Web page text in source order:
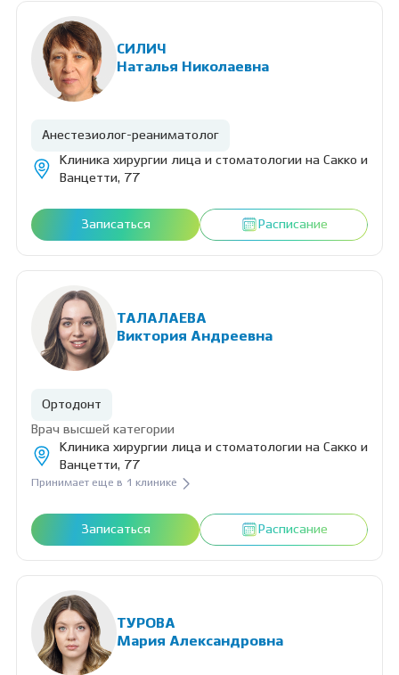
СИЛИЧ
Наталья Николаевна
Анестезиолог-реаниматолог
Клиника хирургии лица и стоматологии на Сакко и
Ванцетти, 77
Записаться Расписание
ТАЛАЛАЕВА
Виктория Андреевна
Ортодонт
Врач высшей категории
Клиника хирургии лица и стоматологии на Сакко и
Ванцетти, 77
Принимает еще в 1 клинике
Записаться Расписание
ТУРОВА
Мария Александровна